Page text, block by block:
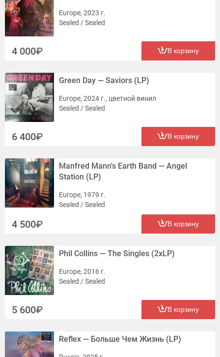
Europe, 2023 г.
Sealed / Sealed
4 000 В корзину
Green Day — Saviors (LP)
Europe, 2024 г., цветной винил
Sealed / Sealed
6 400 В корзину
Manfred Mann's Earth Band — Angel
Station (LP)
Europe, 1979 г.
Sealed / Sealed
4 500 В корзину
Phil Collins — The Singles (2xLP)
Europe, 2016 г.
Sealed / Sealed
5 600 В корзину
Reflex — Больше Чем Жизнь (LP)